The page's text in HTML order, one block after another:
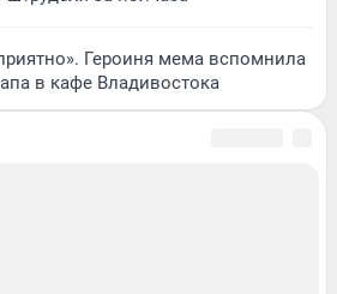
Героиня мема вспомнила
в кафе Владивостока